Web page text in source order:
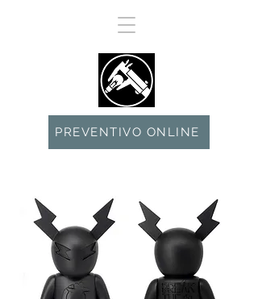
PREVENTIVO ONLINE